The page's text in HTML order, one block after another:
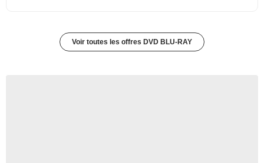
Voir toutes les offres DVD BLU-RAY